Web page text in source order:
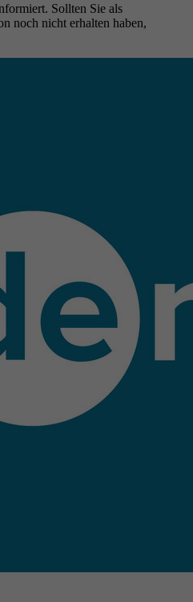
Sollten Sie als
noch nicht erhalten haben,